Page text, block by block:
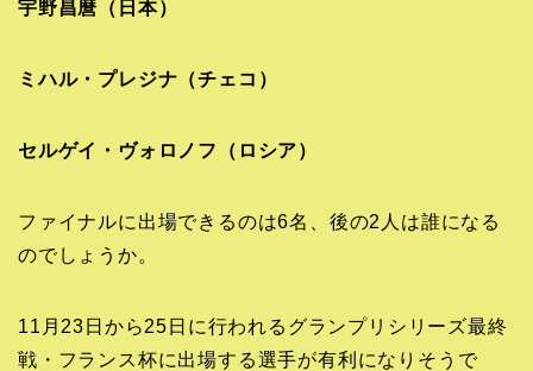
宇野昌麿（日本）
ミハル・プレジナ（チェコ）
セルゲイ・ヴォロノフ（ロシア）
ファイナルに出場できるのは6名、後の2人は誰になる
のでしょうか。
11月23日から25日に行われるグランプリシリーズ最終
戦・フランス杯に出場する選手が有利になりそうで